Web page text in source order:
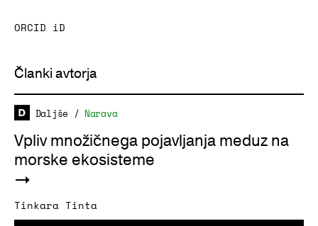
ORCID iD
Članki avtorja
Daljše / Narava
Vpliv množičnega pojavljanja meduz na
morske ekosisteme
Tinkara Tinta